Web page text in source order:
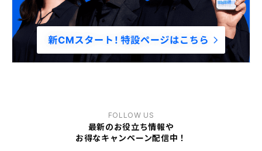
FOLLOW US
最新のお役立ち情報や
お得なキャンペーン配信中！